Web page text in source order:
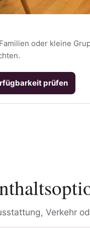
oder kleine
prüfen
Verkehr